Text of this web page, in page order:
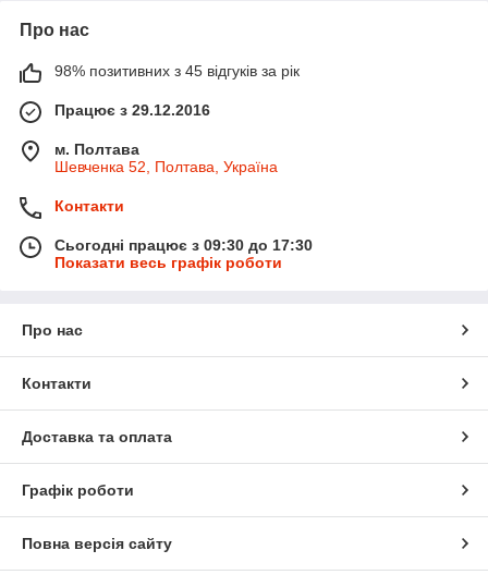
Про нас
98% позитивних з 45 відгуків за рік
Працює з 29.12.2016
м. Полтава
Шевченка 52, Полтава, Україна
Контакти
Сьогодні працює з 09:30 до 17:30
Показати весь графік роботи
Про нас
Контакти
Доставка та оплата
Графік роботи
Повна версія сайту